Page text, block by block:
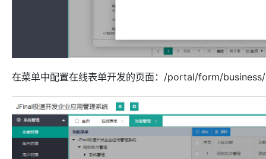
在菜单中配置在线表单开发的页面：/portal/form/